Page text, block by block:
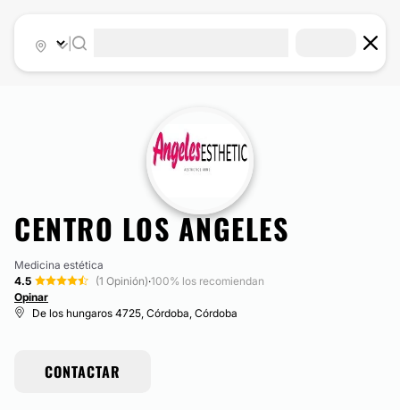
CENTRO LOS ANGELES
Medicina estética
4.5
(1 Opinión)·100% los recomiendan
Opinar
De los hungaros 4725, Córdoba, Córdoba
CONTACTAR